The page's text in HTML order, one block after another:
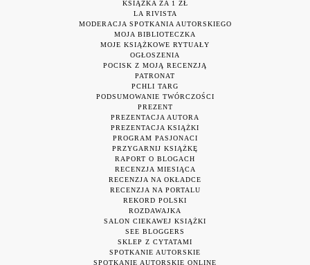
KSIĄŻKA ZA 1 ZŁ
LA RIVISTA
MODERACJA SPOTKANIA AUTORSKIEGO
MOJA BIBLIOTECZKA
MOJE KSIĄŻKOWE RYTUAŁY
OGŁOSZENIA
POCISK Z MOJĄ RECENZJĄ
PATRONAT
PCHLI TARG
PODSUMOWANIE TWÓRCZOŚCI
PREZENT
PREZENTACJA AUTORA
PREZENTACJA KSIĄŻKI
PROGRAM PASJONACI
PRZYGARNIJ KSIĄŻKĘ
RAPORT O BLOGACH
RECENZJA MIESIĄCA
RECENZJA NA OKŁADCE
RECENZJA NA PORTALU
REKORD POLSKI
ROZDAWAJKA
SALON CIEKAWEJ KSIĄŻKI
SEE BLOGGERS
SKLEP Z CYTATAMI
SPOTKANIE AUTORSKIE
SPOTKANIE AUTORSKIE ONLINE